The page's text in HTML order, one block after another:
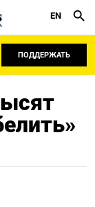
EN
ПОДДЕРЖАТЬ